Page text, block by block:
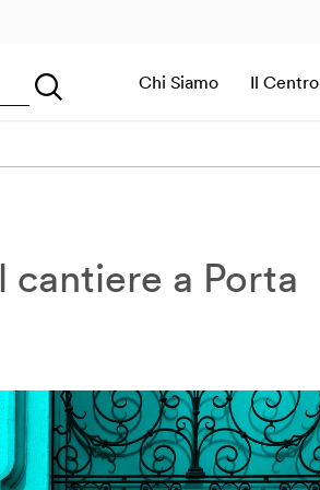
Chi Siamo Il Centro
cantiere a Porta